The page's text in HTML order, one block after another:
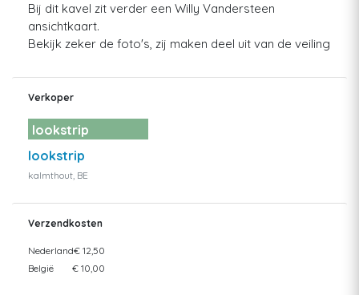
Bij dit kavel zit verder een Willy Vandersteen
ansichtkaart.
Bekijk zeker de foto's, zij maken deel uit van de veiling
Verkoper
lookstrip
lookstrip
kalmthout, BE
Verzendkosten
Nederland€ 12,50
België
€ 10,00